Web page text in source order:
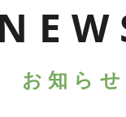
お知らせ